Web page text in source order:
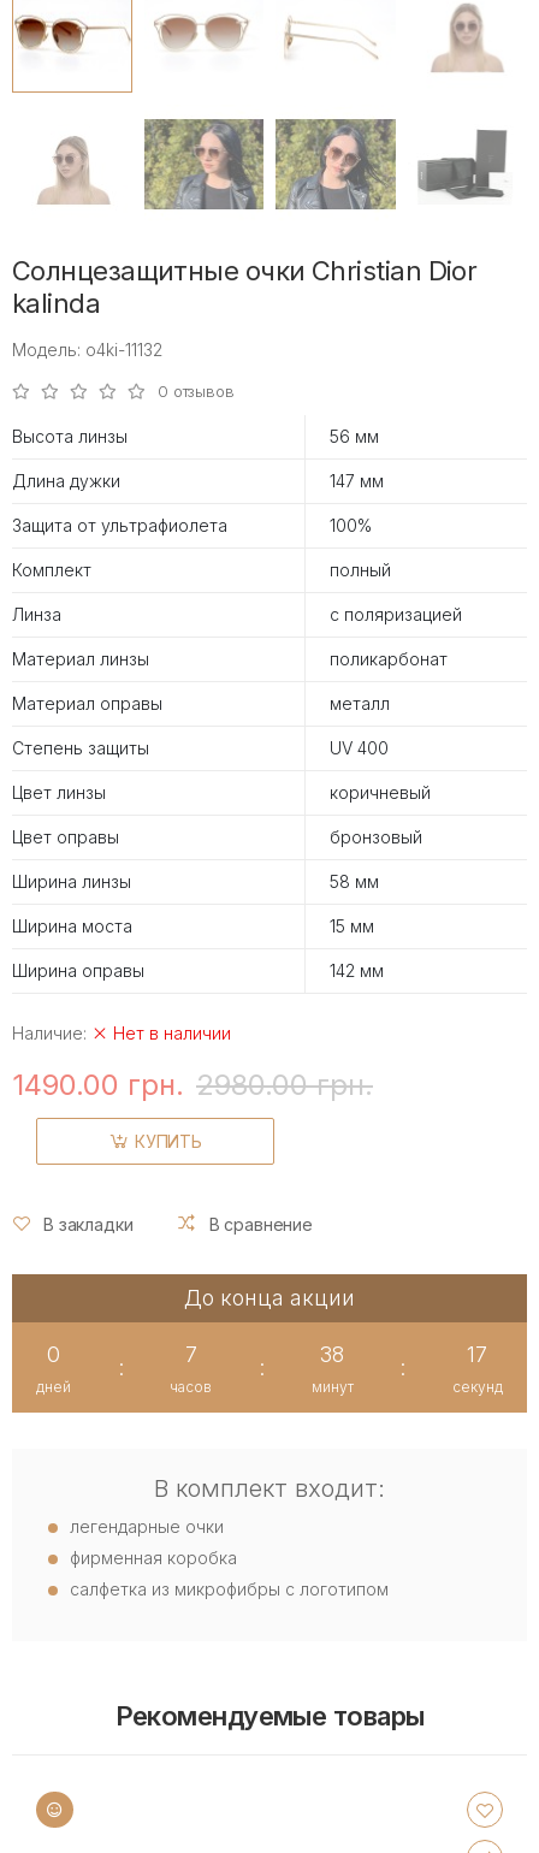
Солнцезащитные очки Christian Dior
kalinda
Модель: o4ki-11132
0 отзывов
Высота линзы 56 мм
Длина дужки 147 мм
Защита от ультрафиолета 100%
Комплект полный
Линза с поляризацией
Материал линзы поликарбонат
Материал оправы металл
Степень защиты UV 400
Цвет линзы коричневый
Цвет оправы бронзовый
Ширина линзы 58 мм
Ширина моста 15 мм
Ширина оправы 142 мм
Наличие: Нет в наличии
1490.00 грн. 2980.00 грн.
КУПИТЬ
В закладки В сравнение
До конца акции
0
дней
:
7
часов
:
38
минут
:
16
секунд
В комплект входит:
легендарные очки
фирменная коробка
салфетка из микрофибры с логотипом
Рекомендуемые товары